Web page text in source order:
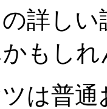
詳し
もし
は普